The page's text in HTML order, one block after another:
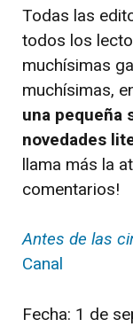
Todas las
todos los
muchísimas
muchísimas,
una pequeña
novedades
llama más la
comentarios!
Antes de las
Canal
Fecha: 1 de